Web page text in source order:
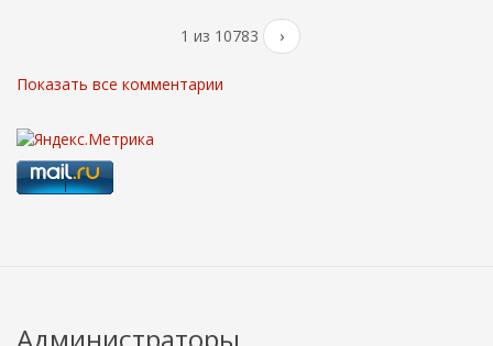
1 из 10783 ›
Показать все комментарии